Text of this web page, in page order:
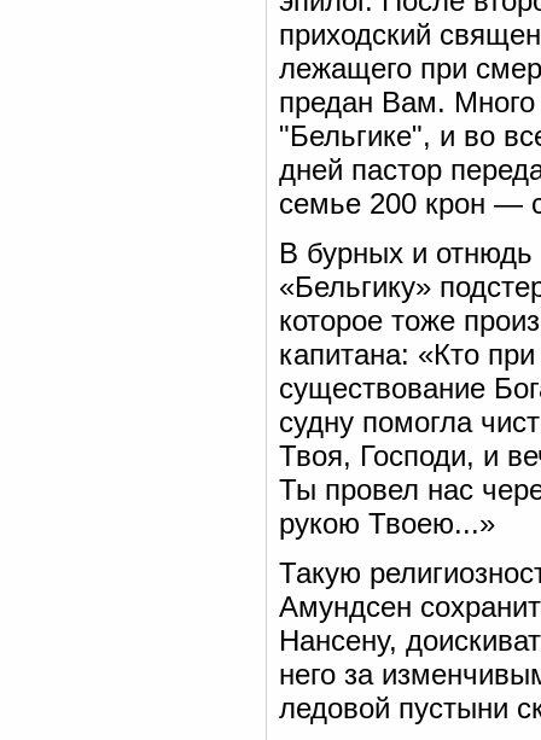
приходский
лежащего при
предан Вам. Много
"Бельгике", и во
дней пастор
семье 200 крон —
В бурных и отнюдь
«Бельгику»
которое тоже
капитана: «Кто
существование
судну помогла
Твоя, Господи, и
Ты провел нас
рукою Твоею...»
Такую
Амундсен
Нансену,
него за
ледовой пустыни